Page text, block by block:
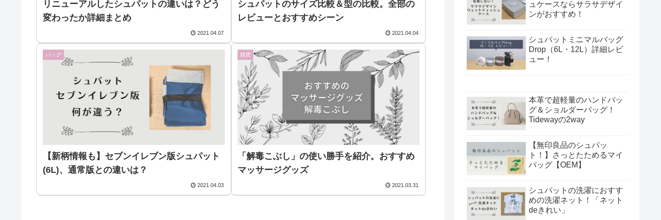
リニューアルしたシュパットの違いは？どう
変わったか詳細まとめ
2021.04.07
シュパットのサイズ比較＆型の比較。全部の
レビューとおすすめシーン
2021.04.04
バッグ
【新柄情報も】セブンイレブン版シュパット
(6L)、通常版との違いは？
2021.04.03
雑貨
「解毒こぶし」の使い勝手を紹介。おすすめ
マッサージグッズ
2021.03.31
ュケースならサラサデザイ
ンがおすすめ！
シュパットミニマルバッグ
Drop（6L・12L）詳細レビ
ュー！
本革で超軽量のハンドバッ
グ＆ショルダーバッグ！
Tidewayの2way
【無印良品のシュパッ
ト！】さっとたためるマイ
バッグ【OEM】
シュパットの洗濯におすす
めの洗濯ネット！「ネット
deきれい」